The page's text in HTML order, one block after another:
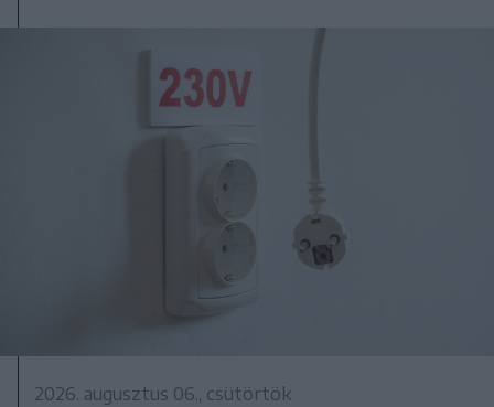
2026. augusztus 06., csütörtök